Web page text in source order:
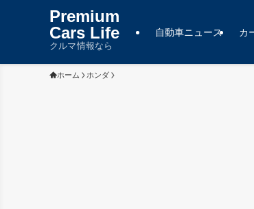
Premium
Cars Life
クルマ情報なら
自動車ニュース カ
ホーム ホンダ